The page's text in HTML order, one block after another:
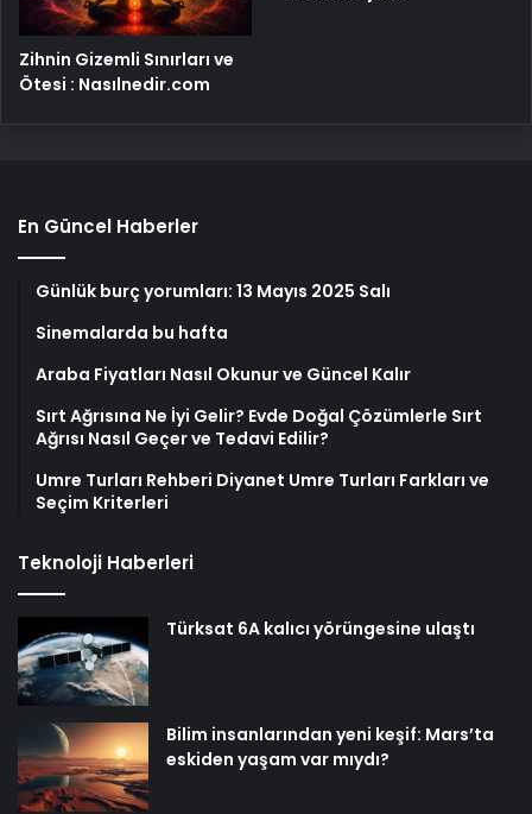
Zihnin Gizemli Sınırları ve
Ötesi : Nasılnedir.com
En Güncel Haberler
Günlük burç yorumları: 13 Mayıs 2025 Salı
Sinemalarda bu hafta
Araba Fiyatları Nasıl Okunur ve Güncel Kalır
Sırt Ağrısına Ne İyi Gelir? Evde Doğal Çözümlerle Sırt
Ağrısı Nasıl Geçer ve Tedavi Edilir?
Umre Turları Rehberi Diyanet Umre Turları Farkları ve
Seçim Kriterleri
Teknoloji Haberleri
Türksat 6A kalıcı yörüngesine ulaştı
Bilim insanlarından yeni keşif: Mars’ta
eskiden yaşam var mıydı?